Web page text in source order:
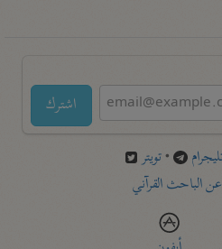
اشترك
•تويتر
عن الباحث القرآني